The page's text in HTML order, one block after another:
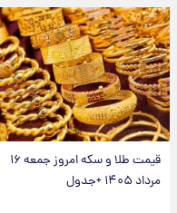
قیمت طلا و سکه امروز جمعه ۱۶
مرداد ۱۴۰۵ +جدول